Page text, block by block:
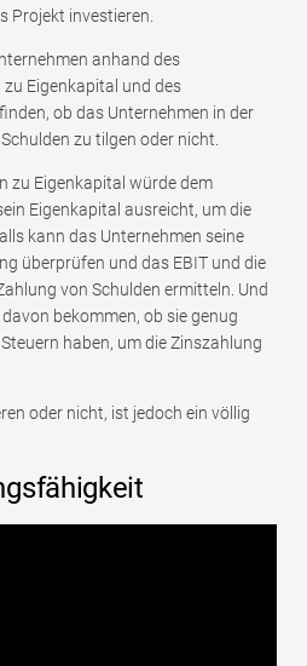
Projekt investieren.
anhand des
Eigenkapital und des
ob das Unternehmen in der
zu tilgen oder nicht.
zu Eigenkapital würde dem
Eigenkapital ausreicht, um die
kann das Unternehmen seine
überprüfen und das EBIT und die
von Schulden ermitteln. Und
bekommen, ob sie genug
haben, um die Zinszahlung
oder nicht, ist jedoch ein völlig